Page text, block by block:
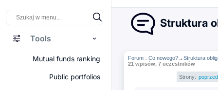
Tools
Mutual funds ranking
Public portfolios
Struktura
Forum→Co nowego?→Struktura
21 wpisów, 7 uczestników
Strony: